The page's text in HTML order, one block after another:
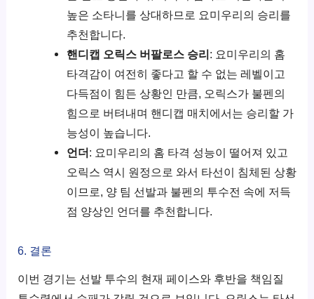
높은 소타니를 상대하므로 요미우리의 승리를
추천합니다.
핸디캡 오릭스 버팔로스 승리: 요미우리의 홈
타격감이 여전히 좋다고 할 수 없는 레벨이고
다득점이 힘든 상황인 만큼, 오릭스가 불펜의
힘으로 버텨내며 핸디캡 매치에서는 승리할 가
능성이 높습니다.
언더: 요미우리의 홈 타격 성능이 떨어져 있고
오릭스 역시 원정으로 와서 타선이 침체된 상황
이므로, 양 팀 선발과 불펜의 투수전 속에 저득
점 양상인 언더를 추천합니다.
6. 결론
이번 경기는 선발 투수의 현재 페이스와 후반을 책임질